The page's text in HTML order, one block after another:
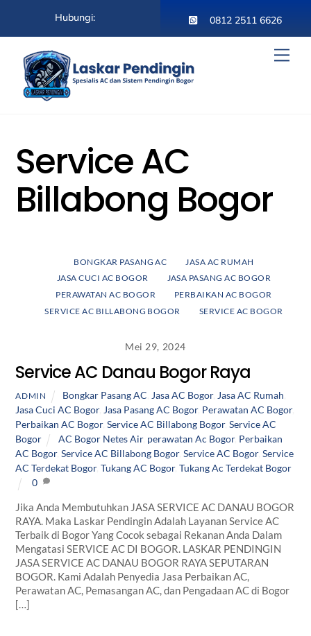
content
Hubungi: 0812 2511 6626
Service AC
Billabong Bogor
BONGKAR PASANG AC
JASA AC RUMAH
JASA CUCI AC BOGOR
JASA PASANG AC BOGOR
PERAWATAN AC BOGOR
PERBAIKAN AC BOGOR
SERVICE AC BILLABONG BOGOR
SERVICE AC BOGOR
Mei 29, 2024
Service AC Danau Bogor Raya
ADMIN Bongkar Pasang AC Jasa AC Bogor, Jasa AC Rumah
Jasa Cuci AC Bogor,Jasa Pasang AC Bogor, Perawatan AC Bogor,
Perbaikan AC Bogor,Service AC Billabong Bogor,Service AC
Bogor
AC Bogor Netes Air, perawatan Ac Bogor, Perbaikan
AC Bogor,Service AC Billabong Bogor,Service AC Bogor,Service
AC Terdekat Bogor,Tukang AC Bogor,Tukang Ac Terdekat Bogor
0
Jika Anda Membutuhkan JASA SERVICE AC DANAU BOGOR
RAYA. Maka Laskar Pendingin Adalah Layanan Service AC
Terbaik di Bogor Yang Cocok sebagai Rekanan Anda Dalam
Mengatasi SERVICE AC DI BOGOR. LASKAR PENDINGIN
JASA SERVICE AC DANAU BOGOR RAYA SEPUTARAN
BOGOR. Kami Adalah Penyedia Jasa Perbaikan AC,
Perawatan AC, Pemasangan AC, dan Pengadaan AC di Bogor
[…]